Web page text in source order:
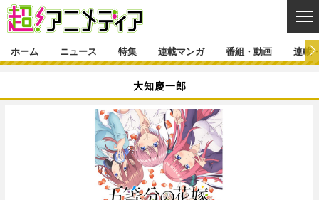
ニュース一覧
ゲーム・アプリ
特集一覧
インタビュー レポート
連載マンガ一覧 連載一覧
ホーム ニュース 特集 連載マンガ 番組・動画 連載
大知慶一郎